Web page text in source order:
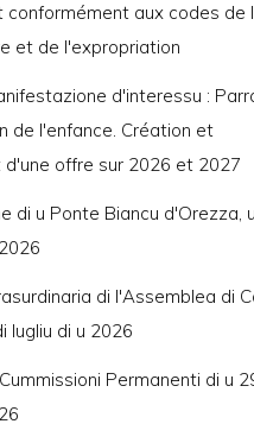
conformément aux codes de
et de l'expropriation
d'interessu :
de l'enfance. Création et
d'une offre sur 2026 et 2027
di u Ponte Biancu d'Orezza,
di l'Assemblea di
lugliu di u 2026
Permanenti di u